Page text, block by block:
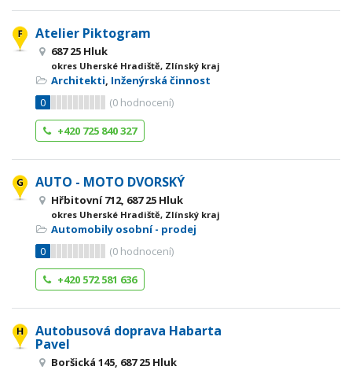
Atelier Piktogram
687 25 Hluk
okres Uherské Hradiště, Zlínský kraj
Architekti, Inženýrská činnost
0
(0 hodnocení)
+420 725 840 327
AUTO - MOTO DVORSKÝ
Hřbitovní 712, 687 25 Hluk
okres Uherské Hradiště, Zlínský kraj
Automobily osobní - prodej
0
(0 hodnocení)
+420 572 581 636
Autobusová doprava Habarta
Pavel
Boršická 145, 687 25 Hluk